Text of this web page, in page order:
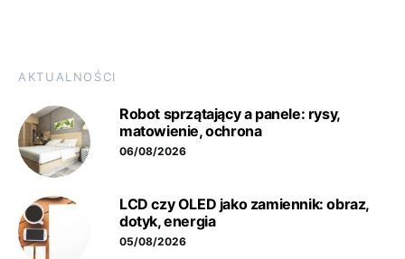
AKTUALNOŚCI
Robot sprzątający a panele: rysy,
matowienie, ochrona
06/08/2026
LCD czy OLED jako zamiennik: obraz,
dotyk, energia
05/08/2026